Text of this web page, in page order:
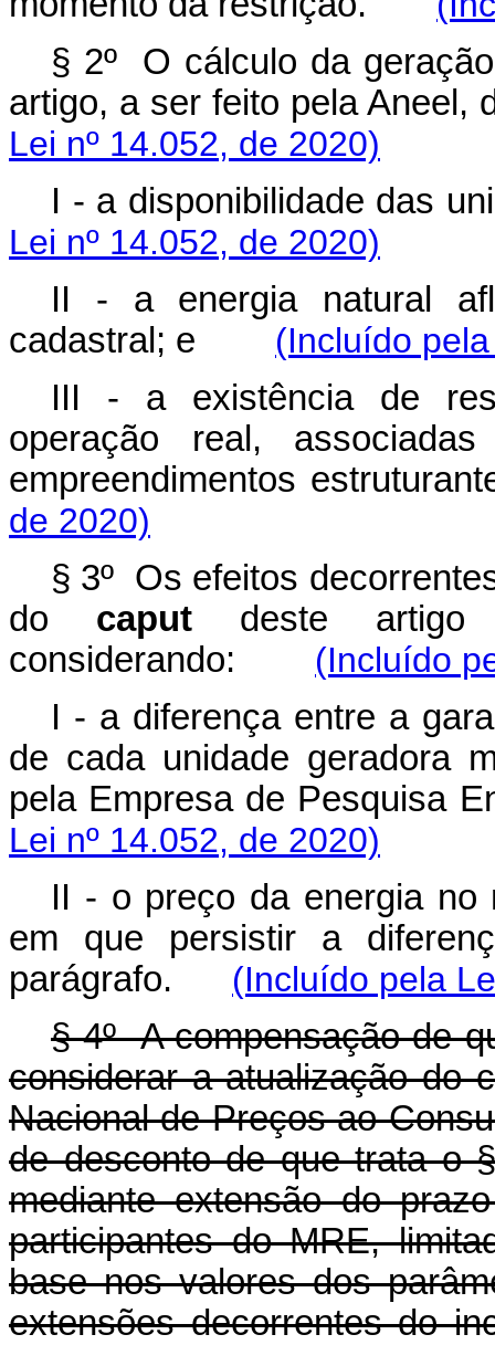
§ 2º O cálculo da
artigo, a ser feito pela
Lei nº 14.052, de 2020)
I - a disponibilidade das
Lei nº 14.052, de 2020)
II - a energia natural
cadastral; e (Incluído
III - a existência de
operação real,
empreendimentos
de 2020)
§ 3º Os efeitos
do caput deste artigo
considerando: (Incluído
I - a diferença entre a
de cada unidade geradora
pela Empresa de
Lei nº 14.052, de 2020)
II - o preço da energia no
em que persistir a
parágrafo. (Incluído pela
§ 4º A compensação de
considerar a atualização do
Nacional de Preços ao
de desconto de que trata o
mediante extensão do
participantes do MRE,
base nos valores dos
extensões decorrentes do